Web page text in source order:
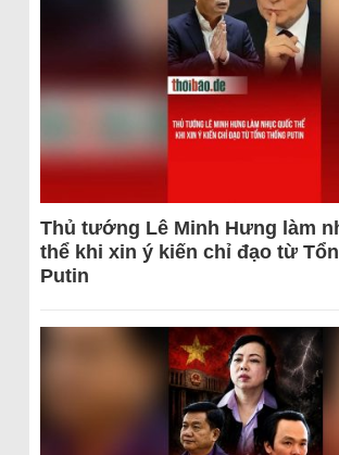
Thủ tướng Lê Minh Hưng làm
thể khi xin ý kiến chỉ đạo từ
Putin